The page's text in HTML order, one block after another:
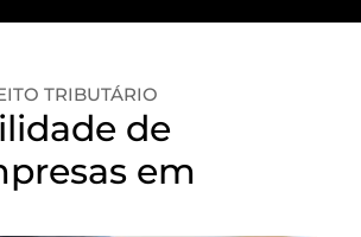
TRIBUTÁRIO
de
em